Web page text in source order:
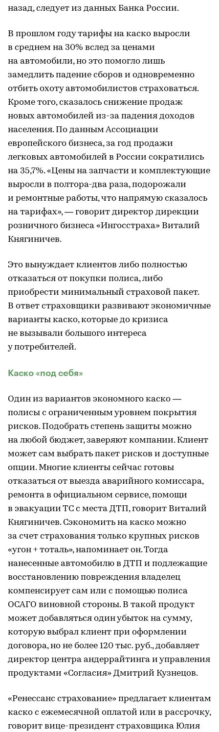
назад, следует из данных Банка России.
В прошлом году тарифы на каско выросли
в среднем на 30% вслед за ценами
на автомобили, но это помогло лишь
замедлить падение сборов и одновременно
отбить охоту автомобилистов страховаться.
Кроме того, сказалось снижение продаж
новых автомобилей из-за падения доходов
населения. По данным Ассоциации
европейского бизнеса, за год продажи
легковых автомобилей в России сократились
на 35,7%. «Цены на запчасти и комплектующие
выросли в полтора-два раза, подорожали
и ремонтные работы, что напрямую сказалось
на тарифах», — говорит директор дирекции
розничного бизнеса «Ингосстраха» Виталий
Княгиничев.
Это вынуждает клиентов либо полностью
отказаться от покупки полиса, либо
приобрести минимальный страховой пакет.
В ответ страховщики развивают экономичные
варианты каско, которые до кризиса
не вызывали большого интереса
у потребителей.
Каско «под себя»
Один из вариантов экономного каско —
полисы с ограниченным уровнем покрытия
рисков. Подобрать степень защиты можно
на любой бюджет, заверяют компании. Клиент
может сам выбрать пакет рисков и доступные
опции. Многие клиенты сейчас готовы
отказаться от выезда аварийного комиссара,
ремонта в официальном сервисе, помощи
в эвакуации ТС с места ДТП, говорит Виталий
Княгиничев. Сэкономить на каско можно
за счет страхования только крупных рисков
«угон + тоталь», напоминает он. Тогда
нанесенные автомобилю в ДТП и подлежащие
восстановлению повреждения владелец
компенсирует сам или с помощью полиса
ОСАГО виновной стороны. В такой продукт
может добавляться один убыток на сумму,
которую выбрал клиент при оформлении
договора, но не более 120 тыс. руб., добавляет
директор центра андеррайтинга и управления
продуктами «Согласия» Дмитрий Кузнецов.
«Ренессанс страхование» предлагает клиентам
каско с ежемесячной оплатой или в рассрочку,
говорит вице-президент страховщика Юлия